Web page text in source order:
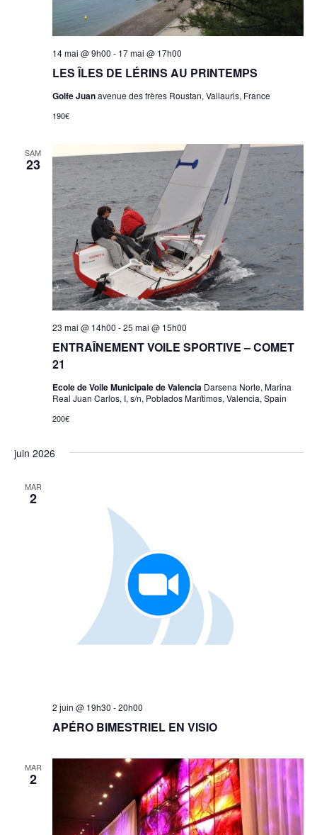
LES ÎLES DE LÉRINS AU PRINTEMPS
14 mai @ 9h00 - 17 mai @ 17h00
Golfe Juanavenue des frères Roustan, Vallauris, France
190€
SAM
23
ENTRAÎNEMENT VOILE SPORTIVE – COMET
21
23 mai @ 14h00 -25 mai @ 15h00
Ecole de Voile Municipale de Valencia Darsena Norte, Marina
Real Juan Carlos, I, s/n, Poblados Marítimos, Valencia, Spain
200€
juin 2026
MAR
2
APÉRO BIMESTRIEL EN VISIO
2 juin @ 19h30 -20h00
MAR
2